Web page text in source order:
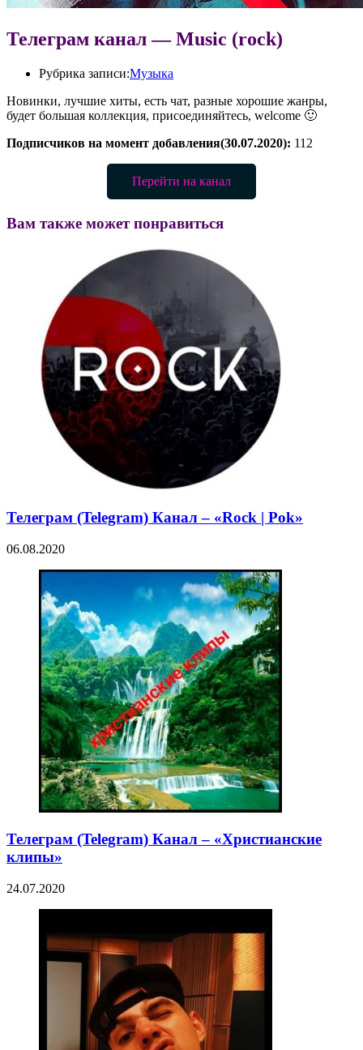
Телеграм канал — Music (rock)
Рубрика записи:Музыка
Новинки, лучшие хиты, есть чат, разные хорошие жанры,
будет большая коллекция, присоединяйтесь, welcome 🙂
Подписчиков на момент добавления(30.07.2020): 112
Перейти на канал
Вам также может понравиться
Телеграм (Telegram) Канал – «Rock | Pok»
06.08.2020
Телеграм (Telegram) Канал – «Христианские
клипы»
24.07.2020